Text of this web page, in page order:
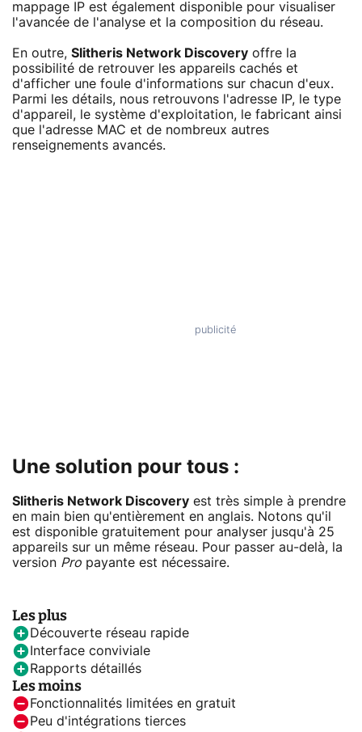
mappage IP est également disponible pour visualiser
l'avancée de l'analyse et la composition du réseau.
En outre, Slitheris Network Discovery offre la
possibilité de retrouver les appareils cachés et
d'afficher une foule d'informations sur chacun d'eux.
Parmi les détails, nous retrouvons l'adresse IP, le type
d'appareil, le système d'exploitation, le fabricant ainsi
que l'adresse MAC et de nombreux autres
renseignements avancés.
Une solution pour tous :
Slitheris Network Discovery est très simple à prendre
en main bien qu'entièrement en anglais. Notons qu'il
est disponible gratuitement pour analyser jusqu'à 25
appareils sur un même réseau. Pour passer au-delà, la
version Pro payante est nécessaire.
Les plus
Découverte réseau rapide
Interface conviviale
Rapports détaillés
Les moins
Fonctionnalités limitées en gratuit
Peu d'intégrations tierces